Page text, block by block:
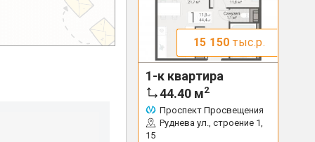
15 150 тыс.р.
1-к квартира
44.40 м2
Проспект Просвещения
Руднева ул., строение 1,
15